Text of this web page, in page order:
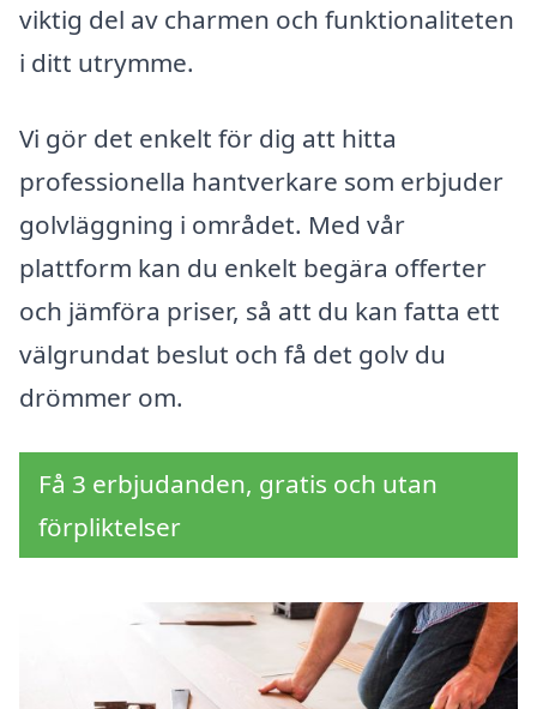
viktig del av charmen och funktionaliteten
i ditt utrymme.
Vi gör det enkelt för dig att hitta
professionella hantverkare som erbjuder
golvläggning i området. Med vår
plattform kan du enkelt begära offerter
och jämföra priser, så att du kan fatta ett
välgrundat beslut och få det golv du
drömmer om.
Få 3 erbjudanden, gratis och utan
förpliktelser